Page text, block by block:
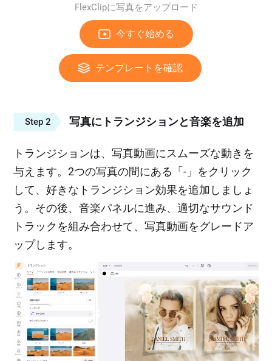
FlexClipに写真をアップロード
今すぐ始める
テンプレートを確認
Step 2 写真にトランジションと音楽を追加
トランジションは、写真動画にスムーズな動きを
与えます。2つの写真の間にある「-」をクリック
して、好きなトランジション効果を追加しましょ
う。その後、音楽パネルに進み、適切なサウンド
トラックを組み合わせて、写真動画をグレードア
ップします。